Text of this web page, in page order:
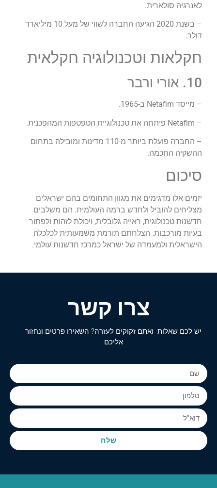
לאנרגיה סולארית.
– בשנת 2020 הגיעה החברה לשווי של מעל 10 מיליארד
דולר.
חקלאות וטכנולוגיה חקלאית
10. אורי ורבר
– מייסד Netafim ב-1965.
– Netafim פיתחה את טכנולוגיית הטפטפות המהפכנית.
– החברה פועלת ביותר מ-110 מדינות ומובילה בתחום
ההשקיה החכמה.
סיכום
יזמים אלו מדגימים את מגוון התחומים בהם ישראלים
מצליחים להוביל ולחדש ברמה העולמית. הם משלבים
חדשנות טכנולוגית, ראייה גלובלית, ויכולת לזהות ולפתור
בעיות מורכבות. הצלחתם תורמת משמעותית לכלכלה
הישראלית ולמעמדה של ישראל כמרכז חדשנות עולמי.
צרו קשר
יש לכם שאלות ואתם זקוקים לעזרה? השאירו פרטים ונחזור
אליכם
שלח